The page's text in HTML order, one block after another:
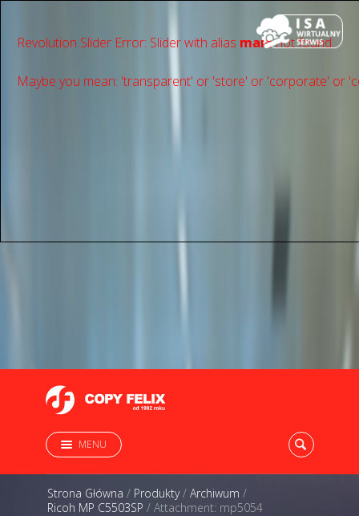
Revolution Slider Error: Slider with alias mainnot found.
Maybe you mean: 'transparent' or 'store' or 'сorporate' or
MENU
Strona Główna / Produkty/ Archiwum /
Ricoh MP C5503SP / Attachment: mp5054